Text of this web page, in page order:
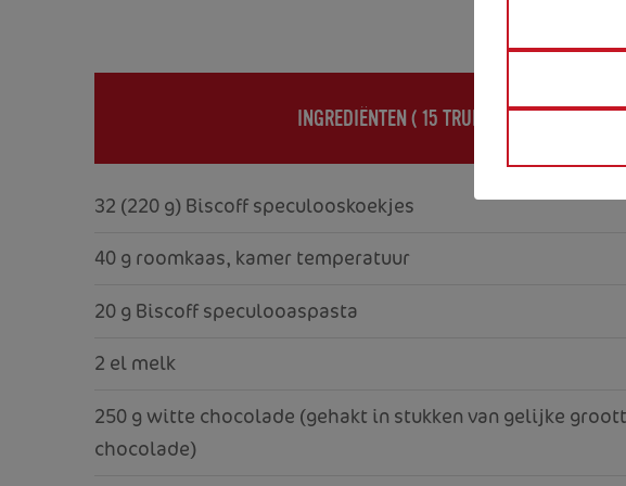
INGREDIËNTEN ( 15 TRUFFELS)
32 (220 g) Biscoff speculooskoekjes
40 g roomkaas, kamer temperatuur
20 g Biscoff speculooaspasta
2 el melk
250 g witte chocolade (gehakt in stukken van gelijke
chocolade)